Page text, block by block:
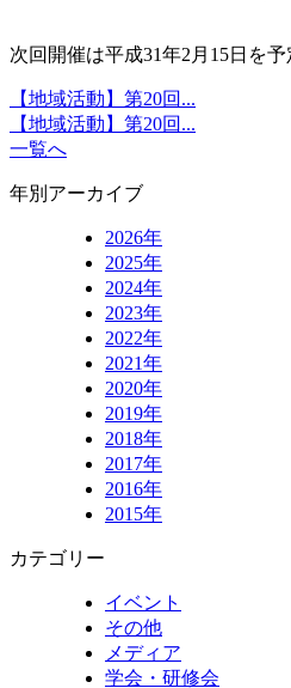
次回開催は平成31年2月15日を予
【地域活動】第20回...
【地域活動】第20回...
一覧へ
年別アーカイブ
2026年
2025年
2024年
2023年
2022年
2021年
2020年
2019年
2018年
2017年
2016年
2015年
カテゴリー
イベント
その他
メディア
学会・研修会